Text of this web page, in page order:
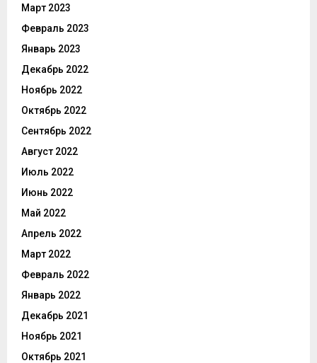
Март 2023
Февраль 2023
Январь 2023
Декабрь 2022
Ноябрь 2022
Октябрь 2022
Сентябрь 2022
Август 2022
Июль 2022
Июнь 2022
Май 2022
Апрель 2022
Март 2022
Февраль 2022
Январь 2022
Декабрь 2021
Ноябрь 2021
Октябрь 2021